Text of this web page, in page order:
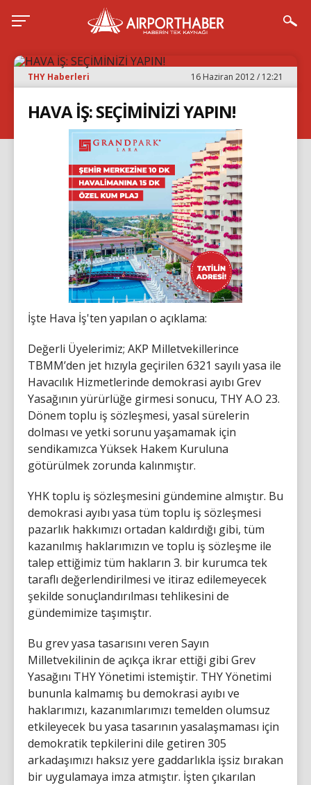
THY Haberleri 16 Haziran 2012 / 12:21
HAVA İŞ: SEÇİMİNİZİ YAPIN!
İşte Hava İş'ten yapılan o açıklama:
Değerli Üyelerimiz; AKP Milletvekillerince
TBMM’den jet hızıyla geçirilen 6321 sayılı yasa ile
Havacılık Hizmetlerinde demokrasi ayıbı Grev
Yasağının yürürlüğe girmesi sonucu, THY A.O 23.
Dönem toplu iş sözleşmesi, yasal sürelerin
dolması ve yetki sorunu yaşamamak için
sendikamızca Yüksek Hakem Kuruluna
götürülmek zorunda kalınmıştır.
YHK toplu iş sözleşmesini gündemine almıştır. Bu
demokrasi ayıbı yasa tüm toplu iş sözleşmesi
pazarlık hakkımızı ortadan kaldırdığı gibi, tüm
kazanılmış haklarımızın ve toplu iş sözleşme ile
talep ettiğimiz tüm hakların 3. bir kurumca tek
taraflı değerlendirilmesi ve itiraz edilemeyecek
şekilde sonuçlandırılması tehlikesini de
gündemimize taşımıştır.
Bu grev yasa tasarısını veren Sayın
Milletvekilinin de açıkça ikrar ettiği gibi Grev
Yasağını THY Yönetimi istemiştir. THY Yönetimi
bununla kalmamış bu demokrasi ayıbı ve
haklarımızı, kazanımlarımızı temelden olumsuz
etkileyecek bu yasa tasarının yasalaşmaması için
demokratik tepkilerini dile getiren 305
arkadaşımızı haksız yere gaddarlıkla işsiz bırakan
bir uygulamaya imza atmıştır. İşten çıkarılan